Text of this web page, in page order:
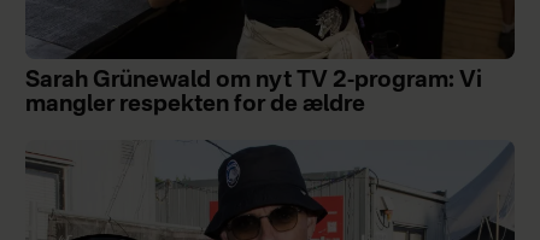
Sarah Grünewald om nyt TV 2-program: Vi
mangler respekten for de ældre